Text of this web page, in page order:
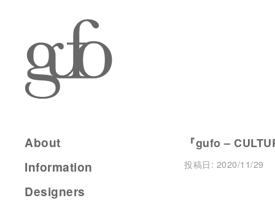
『gufo –
投稿日: 2020/11/29
About
Information
Designers